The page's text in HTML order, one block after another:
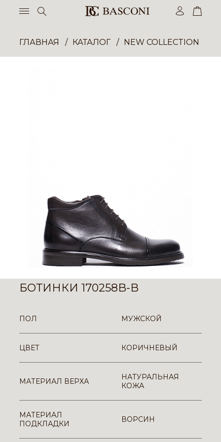
ГЛАВНАЯ КАТАЛОГ NEW COLLECTION
БОТИНКИ 170258B-B
ПОЛ МУЖСКОЙ
ЦВЕТ КОРИЧНЕВЫЙ
МАТЕРИАЛ ВЕРХА
НАТУРАЛЬНАЯ
КОЖА
МАТЕРИАЛ
ПОДКЛАДКИ
ВОРСИН